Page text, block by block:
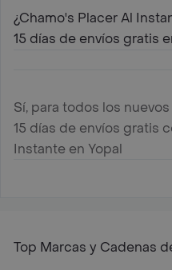
¿Chamo's Placer Al
15 días de envíos gratis
Sí, para todos los
15 días de envíos gratis
Instante en Yopal
Top Marcas y Cadenas